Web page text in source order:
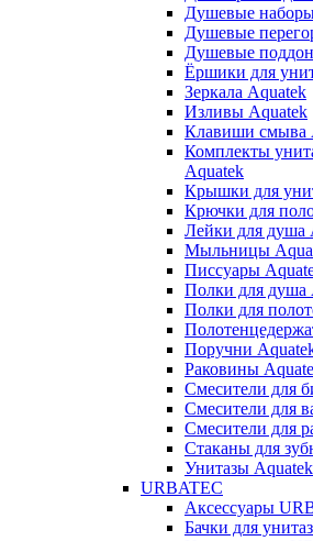
Душевые
Душевые
Душевые
Ёршики для
Зеркала Aquatek
Изливы Aquatek
Клавиши смыва
Комплекты
Aquatek
Крышки для
Крючки для
Лейки для душа
Мыльницы
Писсуары
Полки для душа
Полки для
Поручни
Раковины
Смесители для
Смесители для
Смесители для
Стаканы для
Унитазы Aquatek
URBATEC
Аксессуары
Бачки для